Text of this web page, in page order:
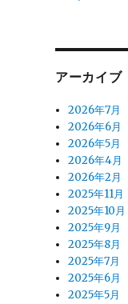
アーカイブ
2026年7月
2026年6月
2026年5月
2026年4月
2026年2月
2025年11月
2025年10月
2025年9月
2025年8月
2025年7月
2025年6月
2025年5月